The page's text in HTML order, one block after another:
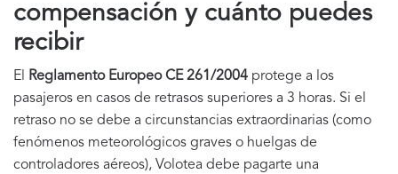
compensación y cuánto puedes
recibir
El Reglamento Europeo CE 261/2004 protege a los
pasajeros en casos de retrasos superiores a 3 horas. Si el
retraso no se debe a circunstancias extraordinarias (como
fenómenos meteorológicos graves o huelgas de
controladores aéreos), Volotea debe pagarte una